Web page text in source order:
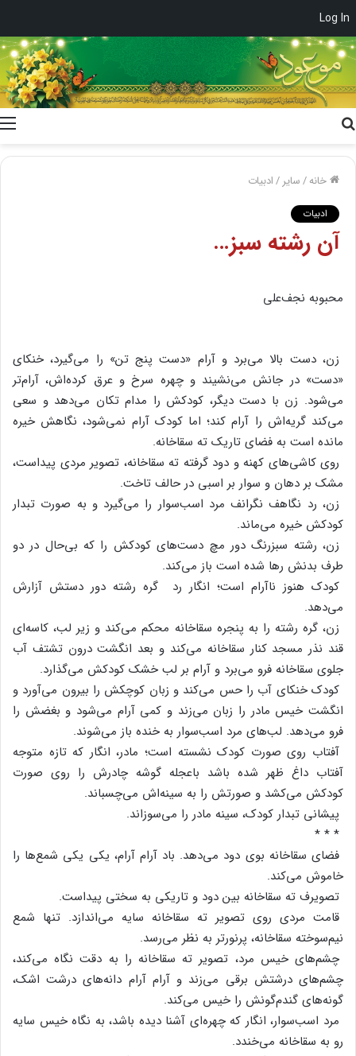
Log In
خانه/سایر /ادبیات
ادبیات
آن‌ رشته‌ سبز…
محبوبه‌ نجف‌علی
زن‌، دست‌ بالا می‌برد و آرام‌ «دست‌ پنج‌ تن‌» را می‌گیرد، خنکای‌
«دست‌» در جانش‌ می‌نشیند و چهره‌ سرخ‌ و عرق‌ کرده‌اش‌، آرام‌تر
می‌شود. زن‌ با دست‌ دیگر، کودکش‌ را مدام‌ تکان‌ می‌دهد و سعی‌
می‌کند گریه‌اش‌ را آرام‌ کند؛ اما کودک‌ آرام‌ نمی‌شود، نگاهش‌ خیره‌
مانده‌ است‌ به‌ فضای‌ تاریک‌ ته‌ سقاخانه‌.
روی‌ کاشی‌های‌ کهنه‌ و دود گرفته‌ ته‌ سقاخانه‌، تصویر مردی‌ پیداست‌،
مشک‌ بر دهان‌ و سوار بر اسبی‌ در حالف تاخت‌.
زن‌، رد نگاهف نگرانف مرد اسب‌سوار را می‌گیرد و به‌ صورت‌ تبدار
کودکش‌ خیره‌ می‌ماند.
زن‌، رشته‌ سبزرنگ‌ دور مچ‌ دست‌های‌ کودکش‌ را که‌ بی‌حال‌ در دو
طرف‌ بدنش‌ رها شده‌ است‌ باز می‌کند.
کودک‌ هنوز ناآرام‌ است‌؛ انگار رد گره‌ رشته‌ دور دستش‌ آزارش‌
می‌دهد.
زن‌، گره‌ رشته‌ را به‌ پنجره‌ سقاخانه‌ محکم‌ می‌کند و زیر لب‌، کاسه‌ای‌
قند نذر مسجد کنار سقاخانه‌ می‌کند و بعد انگشت‌ درون‌ تشتف آب‌
جلوی‌ سقاخانه‌ فرو می‌برد و آرام‌ بر لب‌ خشک‌ کودکش‌ می‌گذارد.
کودک‌ خنکای‌ آب‌ را حس‌ می‌کند و زبان‌ کوچکش‌ را بیرون‌ می‌آورد و
انگشت‌ خیس‌ مادر را زبان‌ می‌زند و کمی‌ آرام‌ می‌شود و بغضش‌ را
فرو می‌دهد. لب‌های‌ مرد اسب‌سوار به‌ خنده‌ باز می‌شوند.
آفتاب‌ روی‌ صورت‌ کودک‌ نشسته‌ است‌؛ مادر، انگار که‌ تازه‌ متوجه‌
آفتاب‌ داغ‌ ظهر شده‌ باشد باعجله‌ گوشه‌ چادرش‌ را روی‌ صورت‌
کودکش‌ می‌کشد و صورتش‌ را به‌ سینه‌اش‌ می‌چسباند.
پیشانی‌ تبدار کودک‌، سینه‌ مادر را می‌سوزاند.
* * *
فضای‌ سقاخانه‌ بوی‌ دود می‌دهد. باد آرام‌ آرام‌، یکی‌ یکی‌ شمع‌ها را
خاموش‌ می‌کند.
تصویرف ته‌ سقاخانه‌ بین‌ دود و تاریکی‌ به‌ سختی‌ پیداست‌.
قامت‌ مردی‌ روی‌ تصویر ته‌ سقاخانه‌ سایه‌ می‌اندازد. تنها شمع‌
نیم‌سوخته‌ سقاخانه‌، پرنورتر به‌ نظر می‌رسد.
چشم‌های‌ خیس‌ مرد، تصویر ته‌ سقاخانه‌ را به‌ دقت‌ نگاه‌ می‌کند،
چشم‌های‌ درشتش‌ برقی‌ می‌زند و آرام‌ آرام‌ دانه‌های‌ درشت‌ اشک‌،
گونه‌های‌ گندم‌گونش‌ را خیس‌ می‌کند.
مرد اسب‌سوار، انگار که‌ چهره‌ای‌ آشنا دیده‌ باشد، به‌ نگاه‌ خیس‌ سایه‌
رو به‌ سقاخانه‌ می‌خندد.